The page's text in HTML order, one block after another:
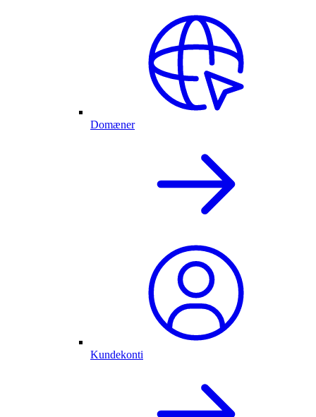
Domæner
Kundekonti